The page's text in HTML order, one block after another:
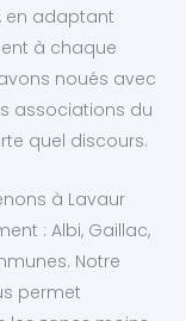
en adaptant
à chaque
noués avec
associations du
quel discours.
à Lavaur
: Albi, Gaillac,
Notre
permet